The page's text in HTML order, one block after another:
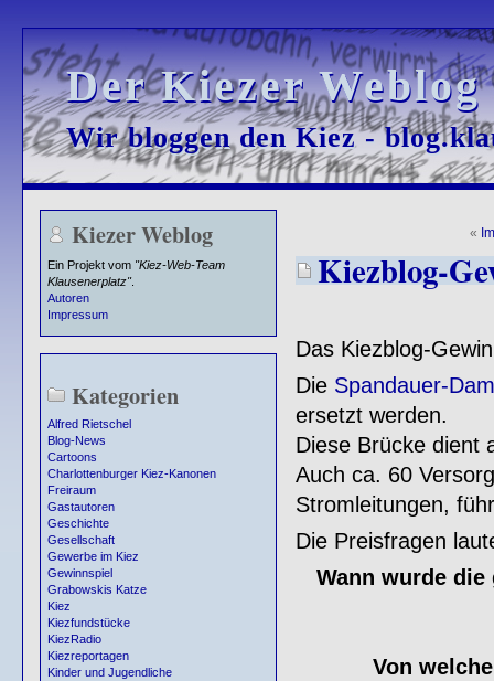
Der Kiezer
Der Kiezer
Wir bloggen den Kiez -
Wir bloggen den Kiez -
Kiezer Weblog
Ein Projekt vom "Kiez-Web-Team
Klausenerplatz".
Autoren
Impressum
Kategorien
Alfred Rietschel
Blog-News
Cartoons
Charlottenburger Kiez-Kanonen
Freiraum
Gastautoren
Geschichte
Gesellschaft
Gewerbe im Kiez
Gewinnspiel
Grabowskis Katze
Kiez
Kiezfundstücke
KiezRadio
Kiezreportagen
Kinder und Jugendliche
«
Kiezblog-
Das Kiezblog-
Die Spandauer-
ersetzt werden.
Diese Brücke dient
Auch ca. 60
Stromleitungen,
Die Preisfragen
Wann wurde
Von